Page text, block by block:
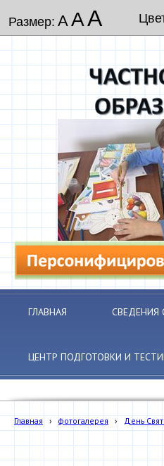
Размер: ААА
ГЛАВНАЯ СВЕДЕНИЯ
ЦЕНТР ПОДГОТОВКИ И
Главная › фотогалерея › День